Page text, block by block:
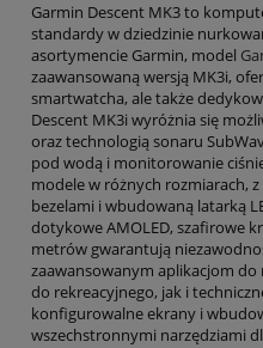
Garmin Descent MK3 to
standardy w dziedzinie
asortymencie Garmin, model
zaawansowaną wersją MK3i,
smartwatcha, ale także
Descent MK3i wyróżnia się
oraz technologią sonaru
pod wodą i monitorowanie
modele w różnych rozmiarach,
bezelami i wbudowaną latarką
dotykowe AMOLED, szafirowe
metrów gwarantują
zaawansowanym aplikacjom
do rekreacyjnego, jak i
konfigurowalne ekrany i
wszechstronnymi narzędziami